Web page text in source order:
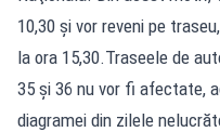
10,30 şi vor reveni pe
la ora 15,30.Traseele de
35 şi 36 nu vor fi afectate,
diagramei din zilele